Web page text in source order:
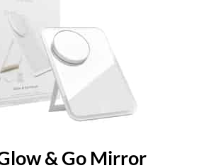
& Go Mirror